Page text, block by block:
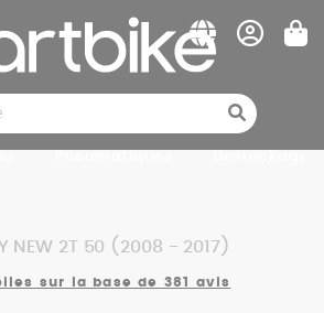
NEW 2T 50 (2008 - 2017)
sur la base de 381 avis